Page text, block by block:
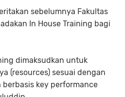
sebelumnya Fakultas
In House Training bagi
dimaksudkan untuk
(resources) sesuai dengan
key performance